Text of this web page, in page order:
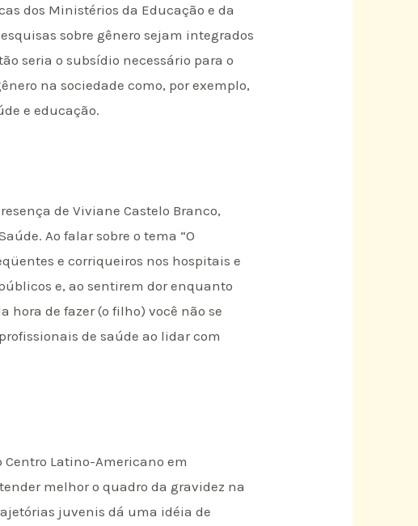
dos Ministérios da Educação e da
sobre gênero sejam integrados
seria o subsídio necessário para o
na sociedade como, por exemplo,
e educação.
de Viviane Castelo Branco,
Ao falar sobre o tema “O
e corriqueiros nos hospitais e
e, ao sentirem dor enquanto
hora de fazer (o filho) você não se
de saúde ao lidar com
Latino-Americano em
melhor o quadro da gravidez na
juvenis dá uma idéia de